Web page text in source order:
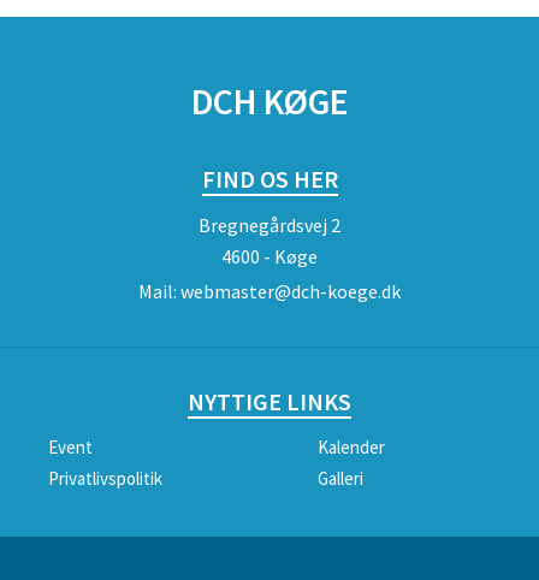
DCH KØGE
FIND OS HER
Bregnegårdsvej 2
4600 - Køge
Mail: webmaster@dch-koege.dk
NYTTIGE LINKS
Event
Kalender
Privatlivspolitik
Galleri